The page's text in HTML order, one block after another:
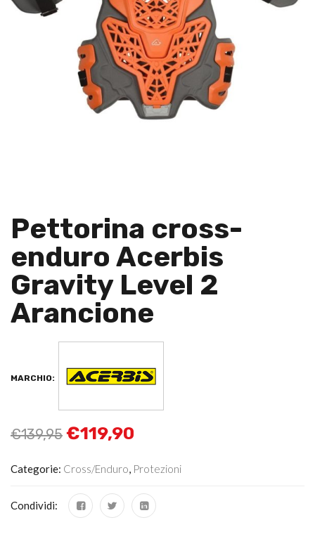
Pettorina cross-
enduro Acerbis
Gravity Level 2
Arancione
MARCHIO:
€139,95 €119,90
Categorie: Cross/Enduro, Protezioni
Condividi: